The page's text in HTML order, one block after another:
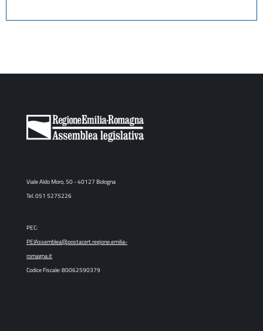
Viale Aldo Moro, 50 - 40127 Bologna
Tel. 051 5275226
PEC:
PEIAssemblea@postacert.regione.emilia-
romagna.it
Codice Fiscale: 80062590379